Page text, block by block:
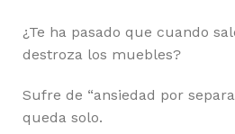
¿Te ha pasado que cuando
destroza los muebles?
Sufre de “ansiedad por
queda solo.